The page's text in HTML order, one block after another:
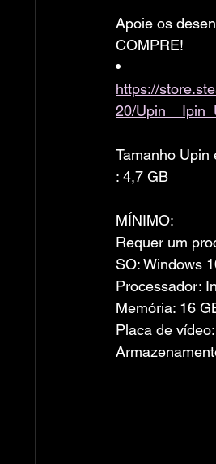
Apoie os
COMPRE!
•
https://
20/
Tamanho Upin
: 4,7 GB
MÍNIMO:
Requer um
SO: Windows
Processador:
Memória: 16
Placa de